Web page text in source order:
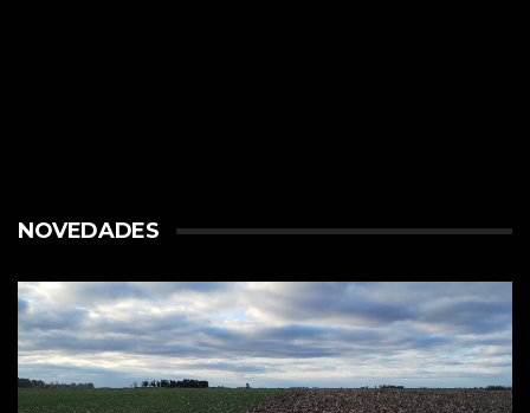
NOVEDADES